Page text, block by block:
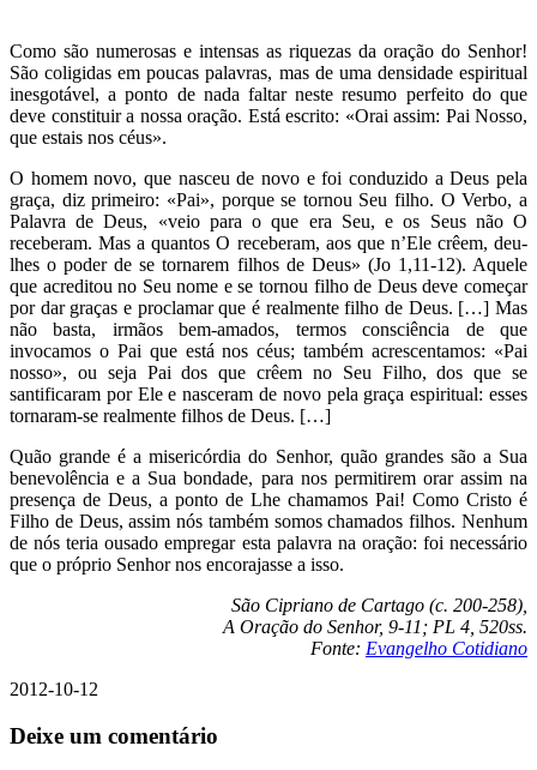
Como são numerosas e intensas as riquezas da oração do Senhor!
São coligidas em poucas palavras, mas de uma densidade espiritual
inesgotável, a ponto de nada faltar neste resumo perfeito do que
deve constituir a nossa oração. Está escrito: «Orai assim: Pai Nosso,
que estais nos céus».
O homem novo, que nasceu de novo e foi conduzido a Deus pela
graça, diz primeiro: «Pai», porque se tornou Seu filho. O Verbo, a
Palavra de Deus, «veio para o que era Seu, e os Seus não O
receberam. Mas a quantos O receberam, aos que n’Ele crêem, deu-
lhes o poder de se tornarem filhos de Deus» (Jo 1,11-12). Aquele
que acreditou no Seu nome e se tornou filho de Deus deve começar
por dar graças e proclamar que é realmente filho de Deus. […] Mas
não basta, irmãos bem-amados, termos consciência de que
invocamos o Pai que está nos céus; também acrescentamos: «Pai
nosso», ou seja Pai dos que crêem no Seu Filho, dos que se
santificaram por Ele e nasceram de novo pela graça espiritual: esses
tornaram-se realmente filhos de Deus. […]
Quão grande é a misericórdia do Senhor, quão grandes são a Sua
benevolência e a Sua bondade, para nos permitirem orar assim na
presença de Deus, a ponto de Lhe chamamos Pai! Como Cristo é
Filho de Deus, assim nós também somos chamados filhos. Nenhum
de nós teria ousado empregar esta palavra na oração: foi necessário
que o próprio Senhor nos encorajasse a isso.
São Cipriano de Cartago (c. 200-258),
A Oração do Senhor, 9-11; PL 4, 520ss.
Fonte: Evangelho Cotidiano
2012-10-12
Deixe um comentário